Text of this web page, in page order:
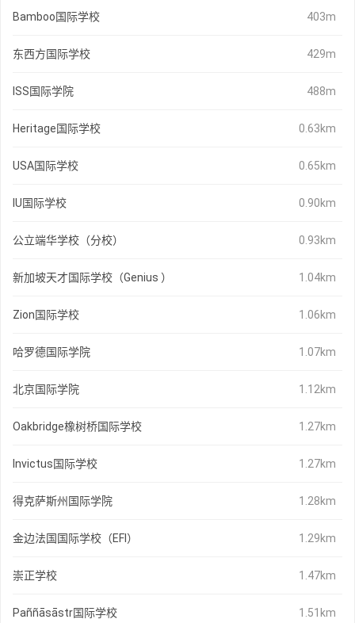
Bamboo国际学校 403m
东西方国际学校 429m
ISS国际学院 488m
Heritage国际学校 0.63km
USA国际学校 0.65km
IU国际学校 0.90km
公立端华学校（分校） 0.93km
新加坡天才国际学校（Genius ） 1.04km
Zion国际学校 1.06km
哈罗德国际学院 1.07km
北京国际学院 1.12km
Oakbridge橡树桥国际学校 1.27km
Invictus国际学校 1.27km
得克萨斯州国际学院 1.28km
金边法国国际学校（EFI） 1.29km
崇正学校 1.47km
Paññāsāstr国际学校 1.51km